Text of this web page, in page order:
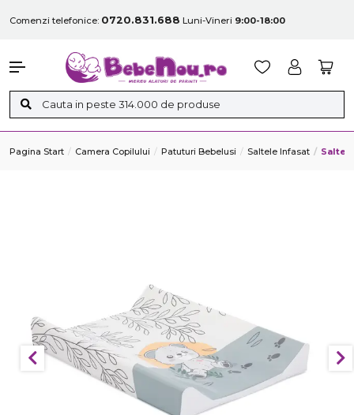
Comenzi telefonice: 0720.831.688 Luni-Vineri 9:00-18:00
Pagina Start Camera Copilului Patuturi Bebelusi Saltele Infasat Saltea